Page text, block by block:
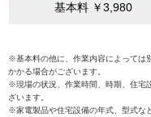
基本料 ￥3,980
※基本料の他に、作業内容によっては
かかる場合がございます。
※現場の状況、作業時間、時期、住宅
ざいます。
※家電製品や住宅設備の年式、型式な